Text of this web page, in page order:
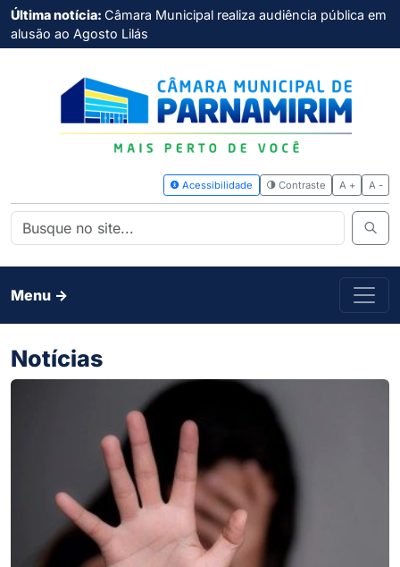
Última notícia: Câmara Municipal realiza audiência pública em
alusão ao Agosto Lilás
Menu ->
Notícias